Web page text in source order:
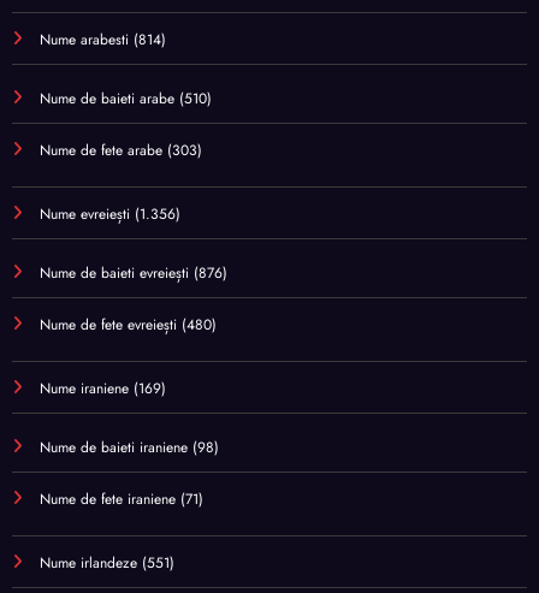
Nume arabesti (814)
Nume de baieti arabe (510)
Nume de fete arabe (303)
Nume evreiești (1.356)
Nume de baieti evreiești (876)
Nume de fete evreiești (480)
Nume iraniene (169)
Nume de baieti iraniene (98)
Nume de fete iraniene (71)
Nume irlandeze (551)